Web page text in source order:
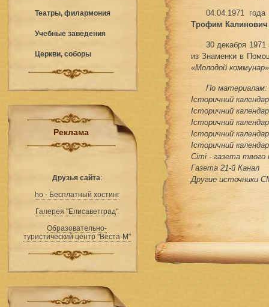
Театры, филармония
Учебные заведения
Церкви, соборы
Реклама
Друзья сайта:
ho - Бесплатный хостинг
Галерея "Елисаветград"
Образовательно-
туристический центр "Веста-М"
04.04.1971
Трофим
30 декабря
из Знаменки в
«Молодой
По материалам:
Історичний
Історичний
Історичний
Історичний
Історичний
Сіті - газета твого
Газета 21-й Канал
Другие источники